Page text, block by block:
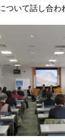
ついて話し合わ